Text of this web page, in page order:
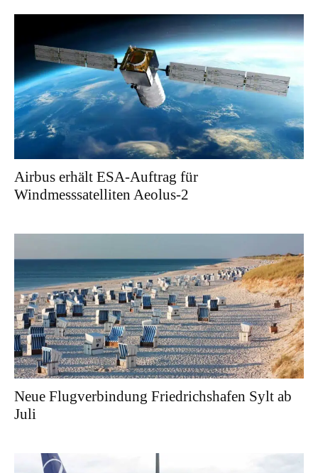
Airbus erhält ESA-Auftrag für
Windmesssatelliten Aeolus-2
Neue Flugverbindung Friedrichshafen Sylt ab
Juli